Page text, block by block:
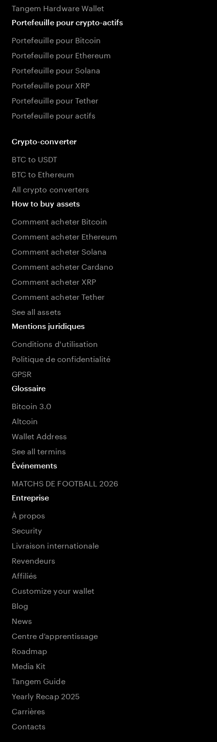
Tangem Hardware Wallet
Portefeuille pour crypto-actifs
Portefeuille pour Bitcoin
Portefeuille pour Ethereum
Portefeuille pour Solana
Portefeuille pour XRP
Portefeuille pour Tether
Portefeuille pour actifs
Crypto-converter
BTC to USDT
BTC to Ethereum
All crypto converters
How to buy assets
Comment acheter Bitcoin
Comment acheter Ethereum
Comment acheter Solana
Comment acheter Cardano
Comment acheter XRP
Comment acheter Tether
See all assets
Mentions juridiques
Conditions d'utilisation
Politique de confidentialité
GPSR
Glossaire
Bitcoin 3.0
Altcoin
Wallet Address
See all termins
Événements
MATCHS DE FOOTBALL 2026
Entreprise
À propos
Security
Livraison internationale
Revendeurs
Affiliés
Customize your wallet
Blog
News
Centre d’apprentissage
Roadmap
Media Kit
Tangem Guide
Yearly Recap 2025
Carrières
Contacts